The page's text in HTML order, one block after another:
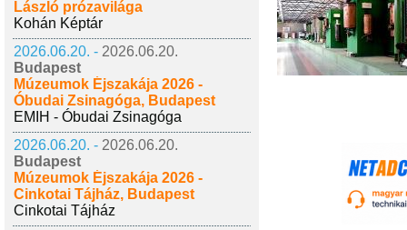
László prózavilága
Kohán Képtár
2026.06.20. - 2026.06.20.
Budapest
Múzeumok Éjszakája 2026 -
Óbudai Zsinagóga, Budapest
EMIH - Óbudai Zsinagóga
2026.06.20. - 2026.06.20.
Budapest
Múzeumok Éjszakája 2026 -
Cinkotai Tájház, Budapest
Cinkotai Tájház